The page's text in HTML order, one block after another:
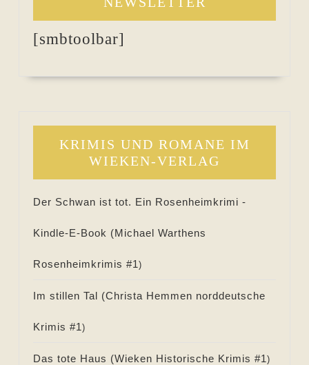
[smbtoolbar]
KRIMIS UND ROMANE IM
WIEKEN-VERLAG
Der Schwan ist tot. Ein Rosenheimkrimi -
Kindle-E-Book (Michael Warthens
Rosenheimkrimis #1)
Im stillen Tal (Christa Hemmen norddeutsche
Krimis #1)
Das tote Haus (Wieken Historische Krimis #1)